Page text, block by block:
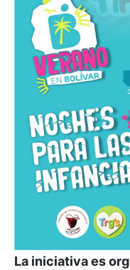
La iniciativa es